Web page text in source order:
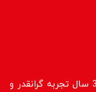
فروشگاه lent.ir اولین فروشگاه رسمی با 30 سال تجربه گرانقدر و